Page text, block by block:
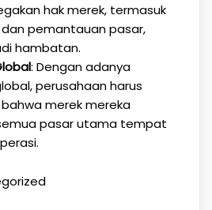
hak merek, termasuk
pemantauan pasar,
hambatan.
: Dengan adanya
perusahaan harus
merek mereka
pasar utama tempat